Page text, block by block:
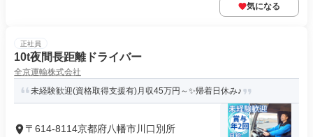
気になる
正社員
10t夜間長距離ドライバー
全京運輸株式会社
未経験歓迎(資格取得支援有)月収45万円～✨帰着日休み♪
〒614-8114京都府八幡市川口別所